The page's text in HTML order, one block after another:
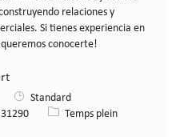
relaciones y
Si tienes experiencia en
conocerte!
Standard
de poste
31290 Type de poste
Temps plein